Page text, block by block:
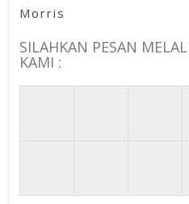
Morris
SILAHKAN PESAN
KAMI :